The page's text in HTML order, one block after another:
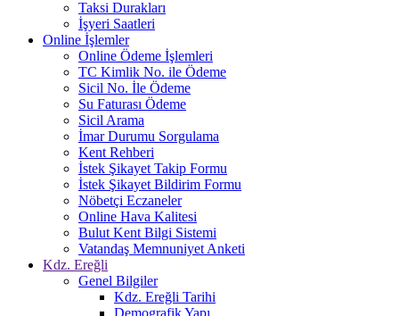
Taksi Durakları
İşyeri Saatleri
Online İşlemler
Online Ödeme İşlemleri
TC Kimlik No. ile Ödeme
Sicil No. İle Ödeme
Su Faturası Ödeme
Sicil Arama
İmar Durumu Sorgulama
Kent Rehberi
İstek Şikayet Takip Formu
İstek Şikayet Bildirim Formu
Nöbetçi Eczaneler
Online Hava Kalitesi
Bulut Kent Bilgi Sistemi
Vatandaş Memnuniyet Anketi
Kdz. Ereğli
Genel Bilgiler
Kdz. Ereğli Tarihi
Demografik Yapı